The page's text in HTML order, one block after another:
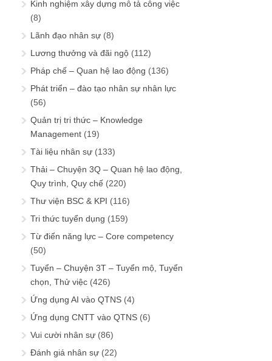
Kinh nghiệm xây dựng mô tả công việc
(8)
Lãnh đạo nhân sự (8)
Lương thưởng và đãi ngộ (112)
Pháp chế – Quan hệ lao động (136)
Phát triển – đào tạo nhân sự nhân lực
(56)
Quản trị tri thức – Knowledge
Management (19)
Tài liệu nhân sự (133)
Thải – Chuyện 3Q – Quan hệ lao động,
Quy trình, Quy chế (220)
Thư viện BSC & KPI (116)
Tri thức tuyển dụng (159)
Từ điển năng lực – Core competency
(50)
Tuyển – Chuyện 3T – Tuyển mộ, Tuyển
chọn, Thử việc (426)
Ứng dụng AI vào QTNS (4)
Ứng dụng CNTT vào QTNS (6)
Vui cười nhân sự (86)
Đánh giá nhân sự (22)